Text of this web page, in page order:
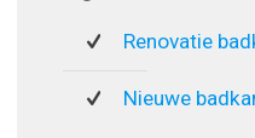
Renovatie
Nieuwe